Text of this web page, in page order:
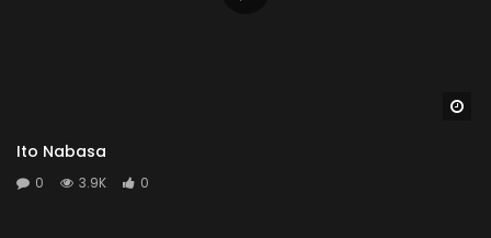
Ito Nabasa
0 3.9K 0